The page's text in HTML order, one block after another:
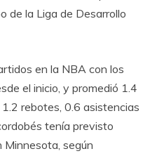
de la Liga de Desarrollo
en la NBA con los
el inicio, y promedió 1.4
rebotes, 0.6 asistencias
tenía previsto
Minnesota, según